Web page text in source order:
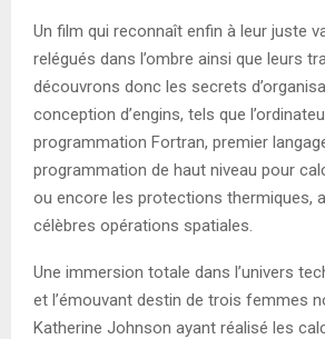
Un film qui reconnaît enfin à leur juste
relégués dans l’ombre ainsi que leurs
découvrons donc les secrets
conception d’engins, tels que
programmation Fortran, premier
programmation de haut niveau pour
ou encore les protections thermiques,
célèbres opérations spatiales.
Une immersion totale dans l’univers
et l’émouvant destin de trois femmes
Katherine Johnson ayant réalisé les